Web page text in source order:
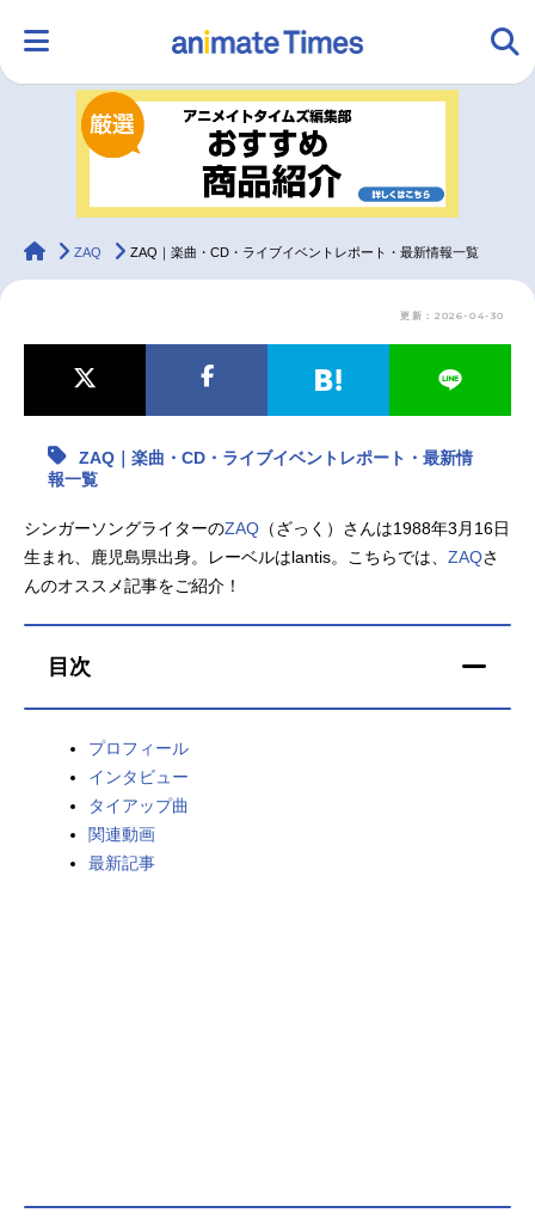
ランキング アニメ
ラジオ
最新記事一覧
アニメ記事一覧 声優記事一覧
アニメ映画一覧
今期アニメ曜日別一覧
春アニメ
男性声優/女性声優一覧
animateTimes
ZAQ ZAQ｜楽曲・CD・ライブイベントレポート・最新情報一覧
更新：2026-04-30
ZAQ｜楽曲・CD・ライブイベントレポート・最新情
報一覧
シンガーソングライターのZAQ （ざっく）さんは1988年3月16日
生まれ、鹿児島県出身。レーベルはlantis。こちらでは、 ZAQさ
んのオススメ記事をご紹介！
目次
プロフィール
インタビュー
タイアップ曲
関連動画
最新記事